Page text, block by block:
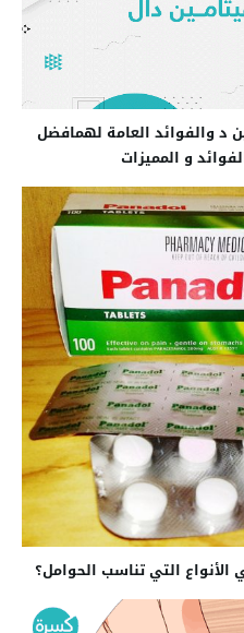
د والفوائد العامة لهمافضل
و المميزات
التي تناسب الحوامل؟